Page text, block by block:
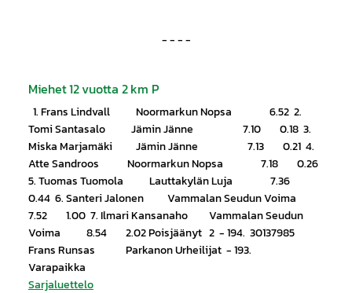
- - - -
Miehet 12 vuotta 2 km P
1. Frans Lindvall Noormarkun Nopsa 6.52 2.
Tomi Santasalo Jämin Jänne 7.10 0.18 3.
Miska Marjamäki Jämin Jänne 7.13 0.21 4.
Atte Sandroos Noormarkun Nopsa 7.18 0.26
5. Tuomas Tuomola Lauttakylän Luja 7.36
0.44 6. Santeri Jalonen Vammalan Seudun Voima
7.52 1.00 7. Ilmari Kansanaho Vammalan Seudun
Voima 8.54 2.02 Poisjäänyt 2 - 194. 30137985
Frans Runsas Parkanon Urheilijat - 193.
Varapaikka
Sarjaluettelo